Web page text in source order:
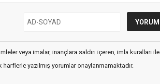
veya imalar, inançlara saldırı içeren, imla kuralları ile
yazılmış yorumlar onaylanmamaktadır.